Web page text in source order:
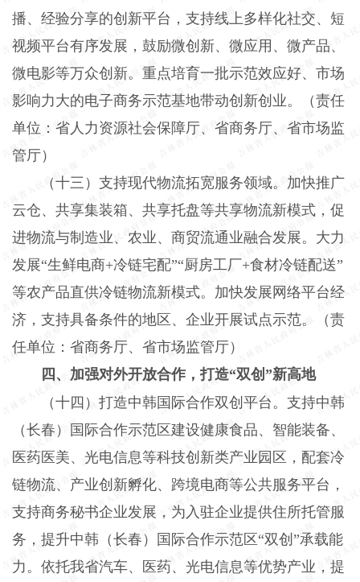
播、经验分享的创新平台，支持线上多样化社交、短
视频平台有序发展，鼓励微创新、微应用、微产品、
微电影等万众创新。重点培育一批示范效应好、市场
影响力大的电子商务示范基地带动创新创业。（责任
单位：省人力资源社会保障厅、省商务厅、省市场监
管厅）
（十三）支持现代物流拓宽服务领域。加快推广
云仓、共享集装箱、共享托盘等共享物流新模式，促
进物流与制造业、农业、商贸流通业融合发展。大力
发展“生鲜电商+冷链宅配”“厨房工厂+食材冷链配送”
等农产品直供冷链物流新模式。加快发展网络平台经
济，支持具备条件的地区、企业开展试点示范。（责
任单位：省商务厅、省市场监管厅）
四、加强对外开放合作，打造“双创”新高地
（十四）打造中韩国际合作双创平台。支持中韩
（长春）国际合作示范区建设健康食品、智能装备、
医药医美、光电信息等科技创新类产业园区，配套冷
链物流、产业创新孵化、跨境电商等公共服务平台，
支持商务秘书企业发展，为入驻企业提供住所托管服
务，提升中韩（长春）国际合作示范区“双创”承载能
力。依托我省汽车、医药、光电信息等优势产业，提